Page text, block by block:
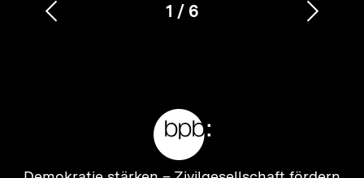
Karussellinhalt
1
von
/ 6
Vorherigen